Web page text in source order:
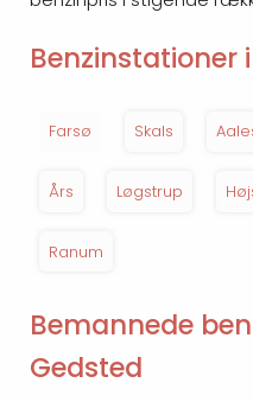
Farsø Skals
Års Løgstrup
Ranum
Bemannede
Gedsted